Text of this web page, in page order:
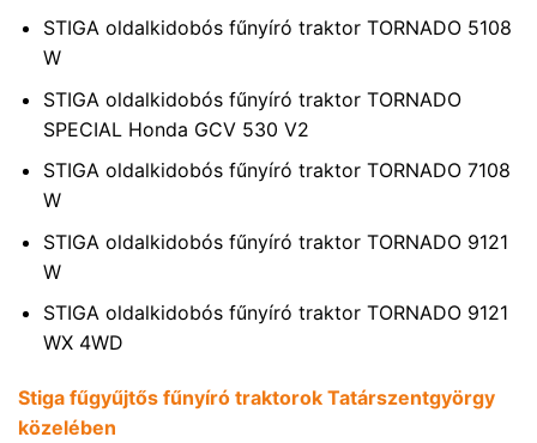
STIGA oldalkidobós fűnyíró traktor TORNADO 5108
W
STIGA oldalkidobós fűnyíró traktor TORNADO
SPECIAL Honda GCV 530 V2
STIGA oldalkidobós fűnyíró traktor TORNADO 7108
W
STIGA oldalkidobós fűnyíró traktor TORNADO 9121
W
STIGA oldalkidobós fűnyíró traktor TORNADO 9121
WX 4WD
Stiga fűgyűjtős fűnyíró traktorok Tatárszentgyörgy
közelében